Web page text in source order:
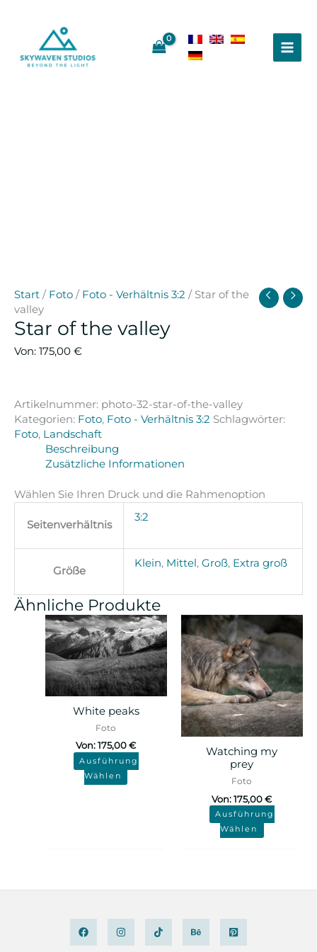
Start / Foto / Foto - Verhältnis 3:2 / Star of the
valley
Star of the valley
Von: 175,00 €
Artikelnummer: photo-32-star-of-the-valley
Kategorien: Foto, Foto - Verhältnis 3:2 Schlagwörter:
Foto, Landschaft
Beschreibung
Zusätzliche Informationen
Wählen Sie Ihren Druck und die Rahmenoption
Seitenverhältnis
3:2
Größe
Klein, Mittel , Groß, Extra groß
Ähnliche Produkte
White peaks
Foto
Von:175,00€
Ausführung
Wählen
Watching my
prey
Foto
Von:175,00€
Ausführung
Wählen